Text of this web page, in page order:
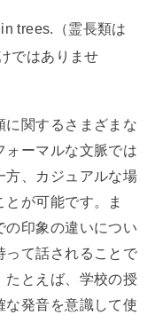
trees.（霊長類は
ではありませ
に関するさまざまな
ォーマルな文脈では
方、カジュアルな場
が可能です。ま
の印象の違いについ
って話されることで
たとえば、学校の授
な発音を意識して使